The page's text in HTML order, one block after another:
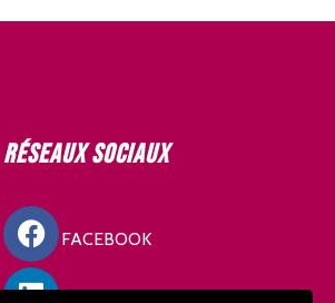
Réseaux sociaux
FACEBOOK